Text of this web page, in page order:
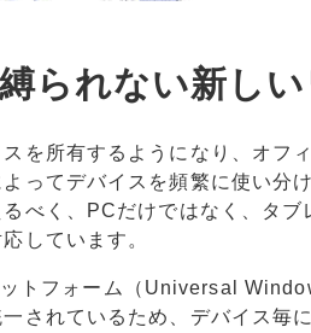
られない新し
を所有するようになり、オフ
ってデバイスを頻繁に使い
べく、PCだけではなく、タ
しています。
トフォーム（Universal
されているため、デバイス毎